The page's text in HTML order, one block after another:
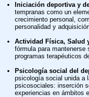
Iniciación deportiva y
tempranas como un
crecimiento personal,
personalidad y
Actividad Física, Salud
fórmula para mantenerse
programas terapéuticos
Psicología social del
psicología social unida a
psicosociales: inserción
experiencias en ámbitos